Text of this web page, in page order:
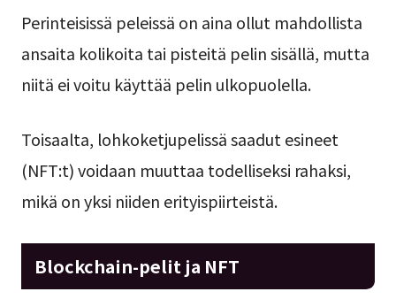
Perinteisissä peleissä on aina ollut mahdollista
ansaita kolikoita tai pisteitä pelin sisällä, mutta
niitä ei voitu käyttää pelin ulkopuolella.
Toisaalta, lohkoketjupelissä saadut esineet
(NFT:t) voidaan muuttaa todelliseksi rahaksi,
mikä on yksi niiden erityispiirteistä.
Blockchain-pelit ja NFT